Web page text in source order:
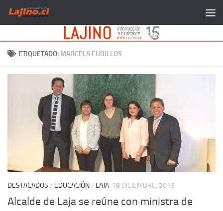
Saltar al contenido
ETIQUETADO: MARCELA CUBILLOS
DESTACADOS / EDUCACIÓN/ LAJA 18 DICIEMBRE, 2019
Alcalde de Laja se reúne con ministra de